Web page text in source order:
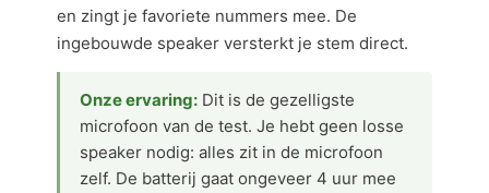
en zingt je favoriete nummers mee. De
ingebouwde speaker versterkt je stem direct.
Onze ervaring: Dit is de gezelligste
microfoon van de test. Je hebt geen losse
speaker nodig: alles zit in de microfoon
zelf. De batterij gaat ongeveer 4 uur mee